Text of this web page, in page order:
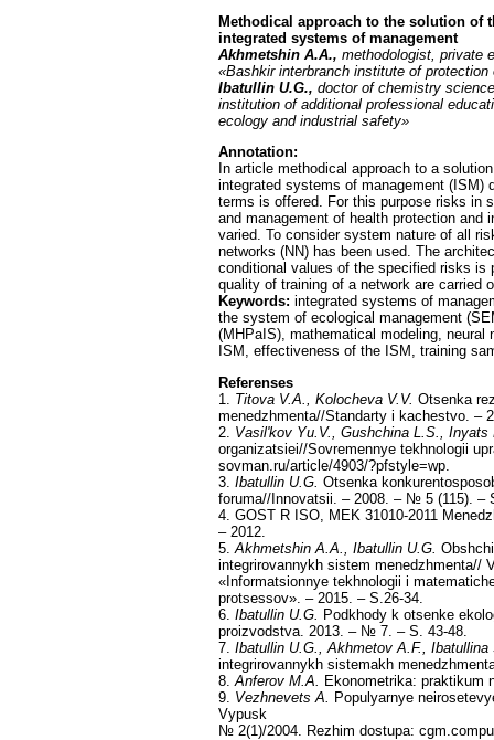
Methodical approach to the solution of
integrated systems of management
Akhmetshin A.A., methodologist, private
«Bashkir interbranch institute of
Ibatullin U.G., doctor of chemistry
institution of additional professional
ecology and industrial safety»
Annotation:
In article methodical approach to a
integrated systems of management (ISM)
terms is offered. For this purpose risks in
and management of health protection and
varied. To consider system nature of all
networks (NN) has been used. The
conditional values of the specified risks is
quality of training of a network are carried
Keywords: integrated systems of
the system of ecological management
(MHPaIS), mathematical modeling, neural
ISM, effectiveness of the ISM, training
Referenses
1. Titova V.A., Kolocheva V.V. Otsenka
menedzhmenta//Standarty i kachestvo. –
2. Vasil'kov Yu.V., Gushchina L.S., Inyats
organizatsiei//Sovremennye tekhnologii
sovman.ru/article/4903/?pfstyle=wp.
3. Ibatullin U.G. Otsenka
foruma//Innovatsii. – 2008. – № 5 (115). –
4. GOST R ISO, MEK 31010-2011
– 2012.
5. Akhmetshin A.A., Ibatullin U.G.
integrirovannykh sistem menedzhmenta//
«Informatsionnye tekhnologii i
protsessov». – 2015. – S.26-34.
6. Ibatullin U.G.
Podkhody k otsenke
proizvodstva. 2013. – № 7. – S. 43-48.
7. Ibatullin U.G., Akhmetov A.F., Ibatullina
integrirovannykh sistemakh
8. Anferov M.A.
Ekonometrika: praktikum
9. Vezhnevets A.
Populyarnye
Vypusk
№ 2(1)/2004. Rezhim dostupa: